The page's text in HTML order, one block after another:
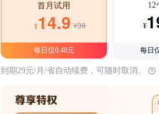
首月试用
¥14.9 ¥39
每日仅0.48元
12
¥
每日
到期29元/月/省自动续费，可随时取消。